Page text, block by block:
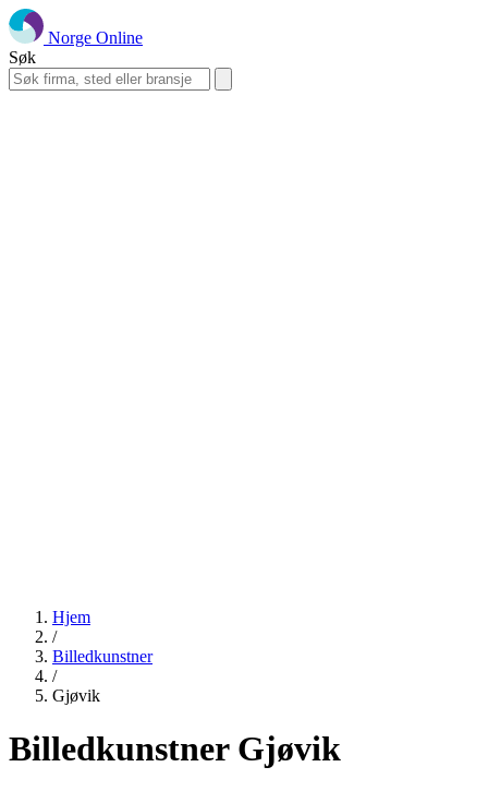
Norge Online
Søk
Hjem
/
Billedkunstner
/
Gjøvik
Billedkunstner Gjøvik